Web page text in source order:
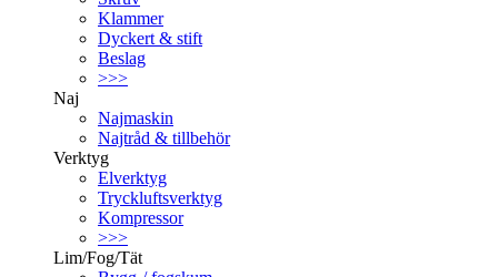
Klammer
Dyckert & stift
Beslag
>>>
Naj
Najmaskin
Najtråd & tillbehör
Verktyg
Elverktyg
Tryckluftsverktyg
Kompressor
>>>
Lim/Fog/Tät